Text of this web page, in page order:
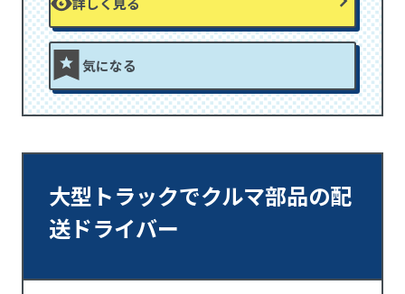
気になる
大型トラックでクルマ部品の配
送ドライバー